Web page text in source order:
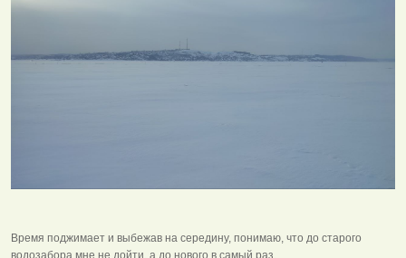
Время поджимает и выбежав на середину, понимаю, что до старого